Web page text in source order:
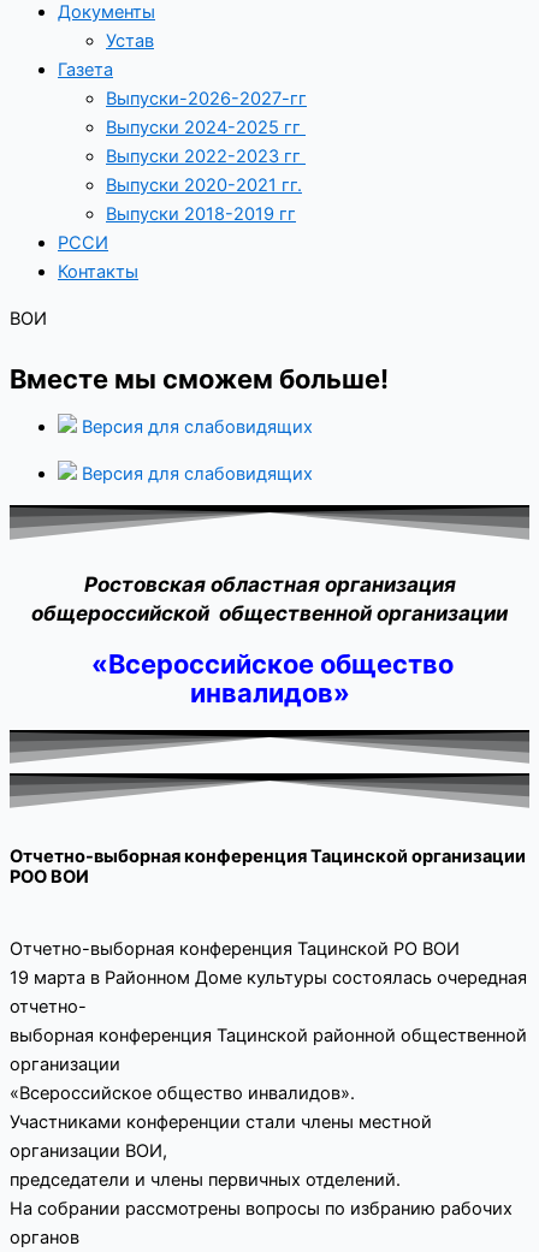
Документы
Устав
Газета
Выпуски-2026-2027-гг
Выпуски 2024-2025 гг
Выпуски 2022-2023 гг
Выпуски 2020-2021 гг.
Выпуски 2018-2019 гг
РССИ
Контакты
ВОИ
Вместе мы сможем больше!
Версия для слабовидящих
Версия для слабовидящих
Ростовская областная организация
общероссийской общественной организации
«Всероссийское общество
инвалидов»
Отчетно-выборная конференция Тацинской организации
РОО ВОИ
Отчетно-выборная конференция Тацинской РО ВОИ
19 марта в Районном Доме культуры состоялась очередная
отчетно-
выборная конференция Тацинской районной общественной
организации
«Всероссийское общество инвалидов».
Участниками конференции стали члены местной
организации ВОИ,
председатели и члены первичных отделений.
На собрании рассмотрены вопросы по избранию рабочих
органов